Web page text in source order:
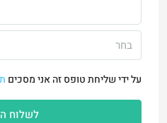
בחר
על ידי שליחת טופס זה אני מסכים
לשלוח